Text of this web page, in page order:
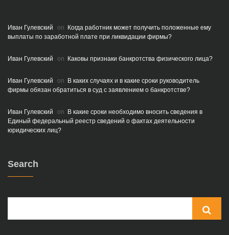
Иван Гулевский on
Когда работник может получить положенные ему
выплаты по заработной плате при ликвидации фирмы?
Иван Гулевский on Каковы признаки банкротства физического лица?
Иван Гулевский on
В каких случаях и в какие сроки руководитель
фирмы обязан обратиться в суд с заявлением о банкротстве?
Иван Гулевский on
В какие сроки необходимо вносить сведения в
Единый федеральный реестр сведений о фактах деятельности
юридических лиц?
Search